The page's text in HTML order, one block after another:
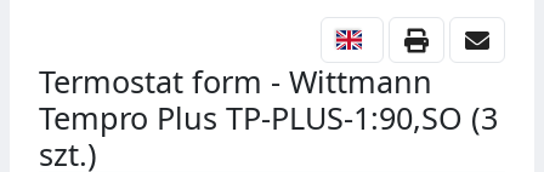
Termostat form - Wittmann
Tempro Plus TP-PLUS-1:90,SO (3
szt.)